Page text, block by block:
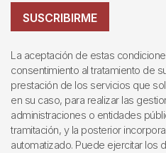
SUSCRIBIRME
La aceptación de estas
consentimiento al tratamiento de
prestación de los servicios que
en su caso, para realizar las
administraciones o entidades
tramitación, y la posterior
automatizado. Puede ejercitar los